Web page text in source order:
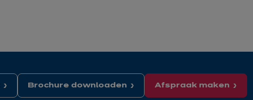
Brochure downloaden Afspraak maken